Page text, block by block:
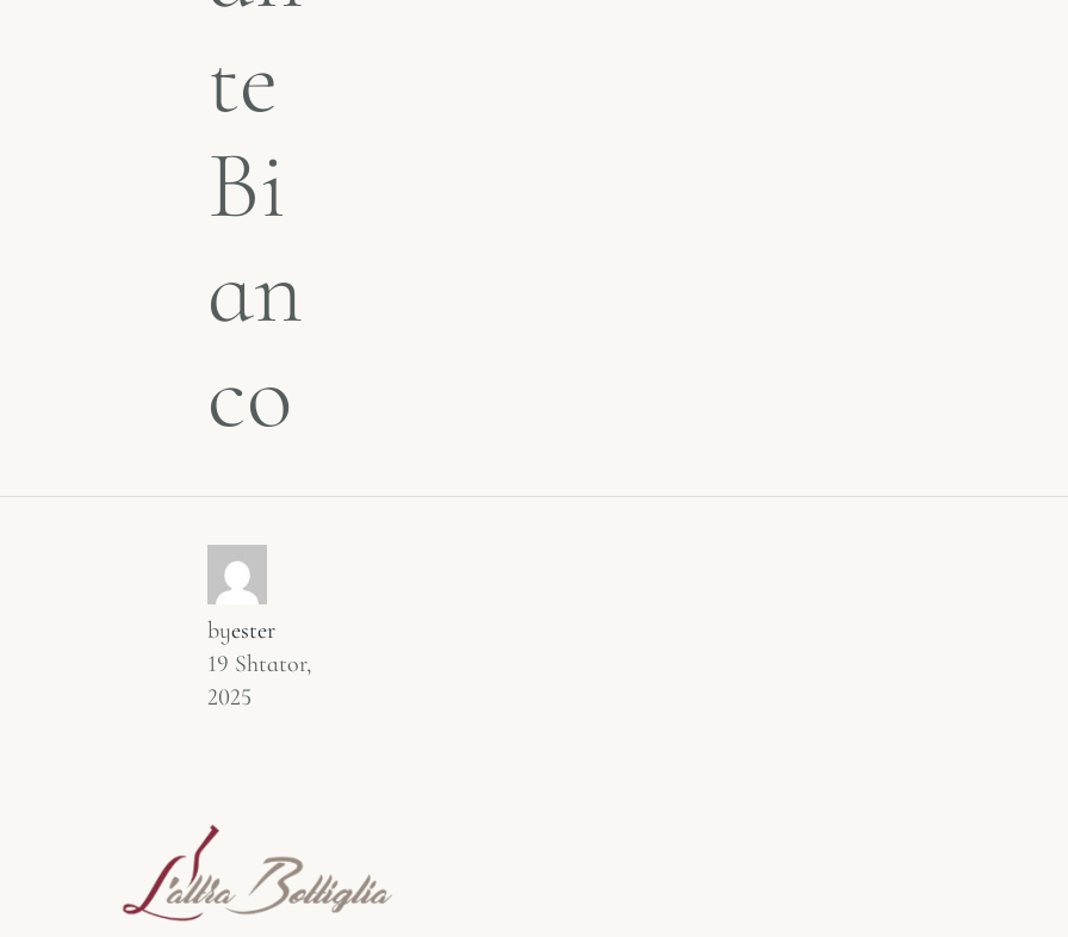
te
Bi
an
co
byester
19 Shtator,
2025